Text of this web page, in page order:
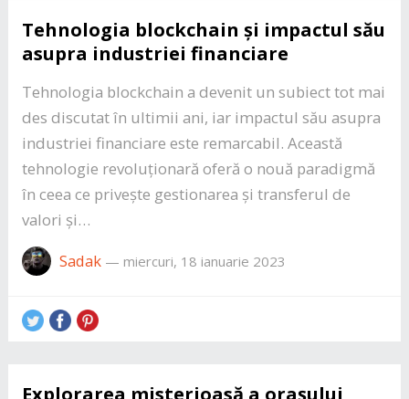
Tehnologia blockchain și impactul său
asupra industriei financiare
Tehnologia blockchain a devenit un subiect tot mai
des discutat în ultimii ani, iar impactul său asupra
industriei financiare este remarcabil. Această
tehnologie revoluționară oferă o nouă paradigmă
în ceea ce privește gestionarea și transferul de
valori și…
Sadak— miercuri, 18 ianuarie 2023
Explorarea misterioasă a orașului